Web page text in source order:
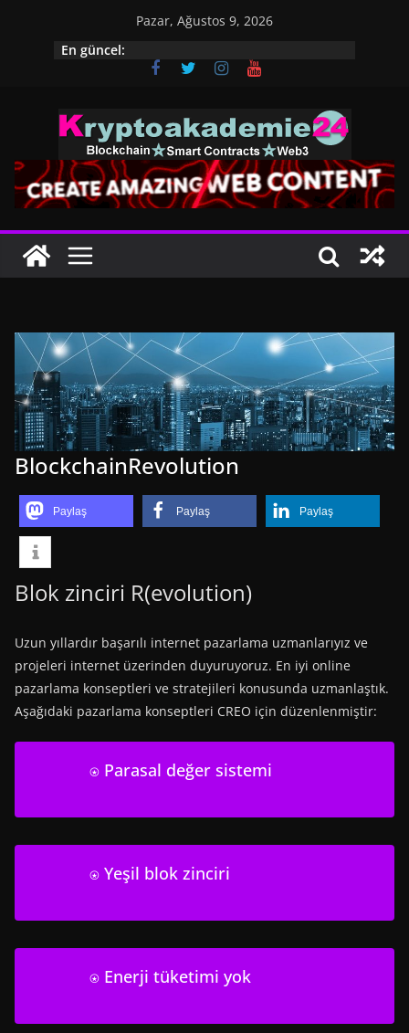
Pazar, Ağustos 9, 2026
En güncel:
BlockchainRevolution
Paylaş Paylaş Paylaş
Blok zinciri R(evolution)
Uzun yıllardır başarılı internet pazarlama uzmanlarıyız ve
projeleri internet üzerinden duyuruyoruz. En iyi online
pazarlama konseptleri ve stratejileri konusunda uzmanlaştık.
Aşağıdaki pazarlama konseptleri CREO için düzenlenmiştir:
⍟ Parasal değer sistemi
⍟ Yeşil blok zinciri
⍟ Enerji tüketimi yok